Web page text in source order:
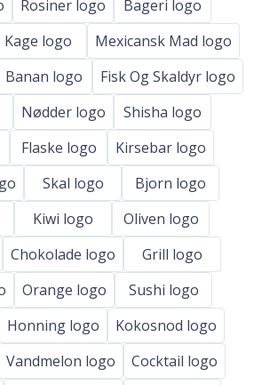
Rosiner logo
Bageri logo
Kage logo
Mexicansk Mad logo
Banan logo
Fisk Og Skaldyr logo
Nødder logo
Shisha logo
Flaske logo
Kirsebar logo
Skal logo
Bjorn logo
Kiwi logo
Oliven logo
Chokolade logo
Grill logo
Orange logo
Sushi logo
Honning logo
Kokosnod logo
Vandmelon logo
Cocktail logo